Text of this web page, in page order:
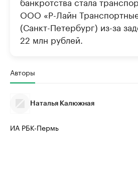
ООО «Р-Лайн
(Санкт-Петербург) из-за
22 млн рублей.
Авторы
Наталья Калюжная
ИА РБК-Пермь